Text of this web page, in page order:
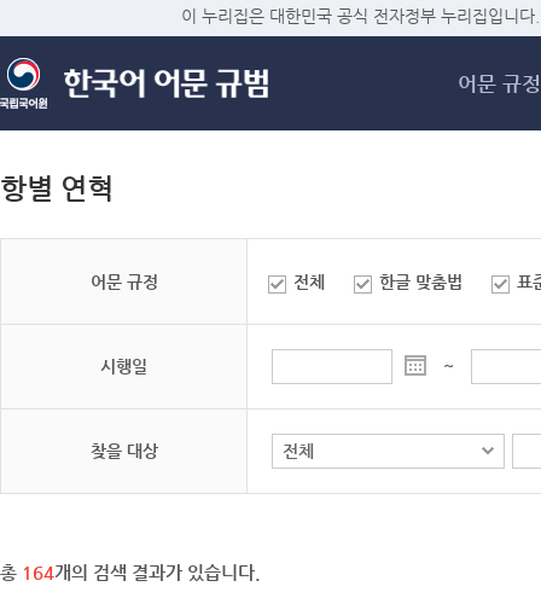
메
이 누리집은 대한민국 공식 전자정부 누리집입니다.
어문 규정
항별 연혁
어문 규정 전체 한글 맞춤법 표
시행일 ~
찾을 대상
총 164개의 검색 결과가 있습니다.